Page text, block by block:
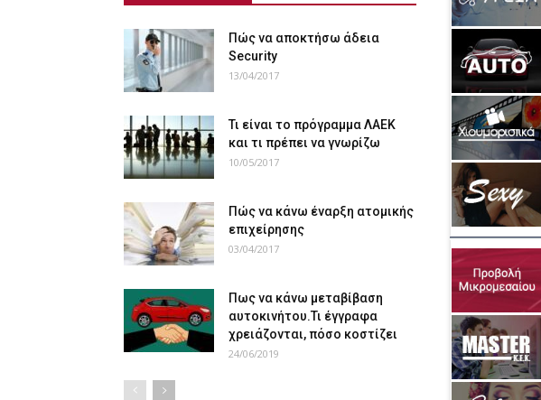
Πώς να αποκτήσω άδεια
Security
13/04/2017
Τι είναι το πρόγραμμα ΛΑΕΚ
και τι πρέπει να γνωρίζω
10/05/2017
Πώς να κάνω έναρξη ατομικής
επιχείρησης
03/04/2017
Πως να κάνω μεταβίβαση
αυτοκινήτου.Τι έγγραφα
χρειάζονται, πόσο κοστίζει
24/06/2019